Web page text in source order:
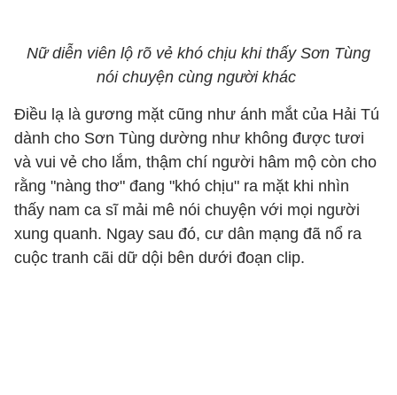
Nữ diễn viên lộ rõ vẻ khó chịu khi thấy Sơn Tùng
nói chuyện cùng người khác
Điều lạ là gương mặt cũng như ánh mắt của Hải Tú
dành cho Sơn Tùng dường như không được tươi
và vui vẻ cho lắm, thậm chí người hâm mộ còn cho
rằng "nàng thơ" đang "khó chịu" ra mặt khi nhìn
thấy nam ca sĩ mải mê nói chuyện với mọi người
xung quanh. Ngay sau đó, cư dân mạng đã nổ ra
cuộc tranh cãi dữ dội bên dưới đoạn clip.